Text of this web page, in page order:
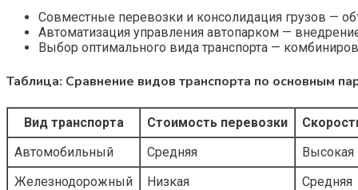
Совместные перевозки и консолидация грузов —
Автоматизация управления автопарком —
Выбор оптимального вида транспорта —
Таблица: Сравнение видов транспорта по основным
Вид транспорта Стоимость перевозки
Автомобильный
Средняя
Высокая
Железнодорожный
Низкая
Средняя